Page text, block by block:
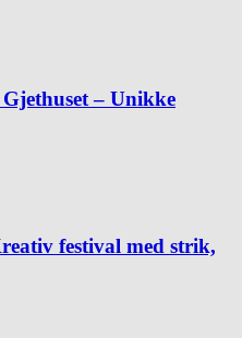
– Unikke
festival med strik,